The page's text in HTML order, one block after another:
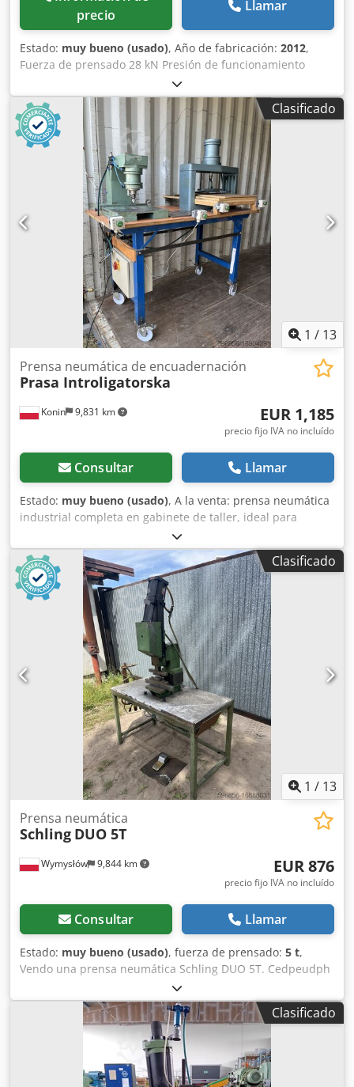
precio
Llamar
Estado: muy bueno (usado), Año de fabricación: 2012,
Fuerza de prensado 28 kN Presión de funcionamiento
mínima/máxima 3 / 6 bar Cjdjzmxatepfx Afijrf Recorrido 12
mm Conexión eléctrica 220 V Voladizo 130 mm Mesa 200 x
150 mm
Clasificado
1 / 13
Konin 9,831 km
Prensa neumática de encuadernación
Prasa Introligatorska
EUR 1,185
precio fijo IVA no incluído
Consultar Llamar
Estado: muy bueno (usado), A la venta: prensa neumática
industrial completa en gabinete de taller, ideal para
troquelado, inserción, estampado u otros procesos de
montaje. El conjunto incluye: • Prensa neumática de
columna con estructura robusta de acero • Válvula de
control, cilindro y distribución neumática Csdpjud Rddsfx
Afisrf • Panel integrado con interruptor de emergencia •
Mesa de trabajo de acero con guías laterales ajustables •
Armario de alimentación, cuadro de distribución y guía de
cables • Mesa con ruedas equipada con freno de
transporte Accionamiento: alimentación neumática
Control: electroválvulas, botones de arranque/parada
Alimentación eléctrica: 230 V (sistema eléctrico integrado
en la base) Estado técnico: muy bueno. Conjunto usado,
completamente operativo y listo para su uso en planta.
Construcción industrial, no amateur.
Clasificado
1 / 13
Wymysłów 9,844 km
Prensa neumática
Schling DUO 5T
EUR 876
precio fijo IVA no incluído
Consultar Llamar
Estado: muy bueno (usado), fuerza de prensado: 5 t,
Vendo una prensa neumática Schling DUO 5T. Cedpeudph
Clasificado